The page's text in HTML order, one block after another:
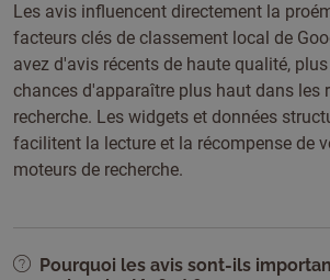
Les avis influencent directement la
facteurs clés de classement local de
avez d'avis récents de haute qualité,
chances d'apparaître plus haut dans les
recherche. Les widgets et données
facilitent la lecture et la récompense de
moteurs de recherche.
Pourquoi les avis sont-ils